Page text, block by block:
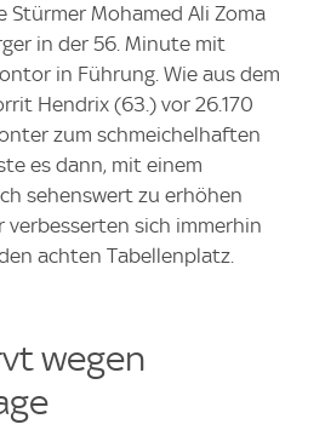
Stürmer Mohamed Ali Zoma
in der 56. Minute mit
in Führung. Wie aus dem
Hendrix (63.) vor 26.170
zum schmeichelhaften
es dann, mit einem
sehenswert zu erhöhen
verbesserten sich immerhin
achten Tabellenplatz.
wegen